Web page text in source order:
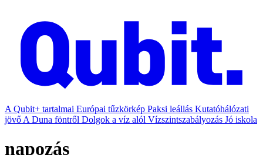
A Qubit+ tartalmai Európai tűzkörkép Paksi leállás Kutatóhálózati
jövő A Duna föntről Dolgok a víz alól Vízszintszabályozás Jó iskola
napozás